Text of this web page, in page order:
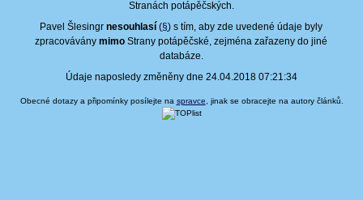
Stranách potápěčských.
Pavel Šlesingrnesouhlasí (§) s tím, aby zde uvedené údaje byly
zpracováványmimo Strany potápěčské, zejména zařazeny do jiné
databáze.
Údaje naposledy změněny dne 24.04.2018 07:21:34
Obecné dotazy a připomínky posílejte na spravce , jinak se obracejte na autory článků.